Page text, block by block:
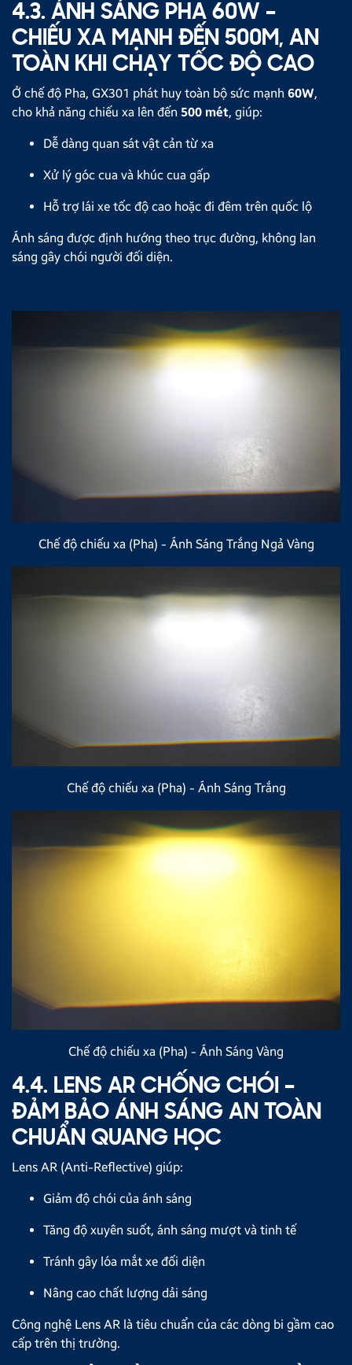
4.3. ÁNH SÁNG PHA 60W –
CHIẾU XA MẠNH ĐẾN 500M, AN
TOÀN KHI CHẠY TỐC ĐỘ CAO
Ở chế độ Pha, GX301 phát huy toàn bộ sức mạnh 60W,
cho khả năng chiếu xa lên đến 500 mét, giúp:
Dễ dàng quan sát vật cản từ xa
Xử lý góc cua và khúc cua gấp
Hỗ trợ lái xe tốc độ cao hoặc đi đêm trên quốc lộ
Ánh sáng được định hướng theo trục đường, không lan
sáng gây chói người đối diện.
Chế độ chiếu xa (Pha) - Ánh Sáng Trắng Ngả Vàng
Chế độ chiếu xa (Pha) - Ánh Sáng Trắng
Chế độ chiếu xa (Pha) - Ánh Sáng Vàng
4.4. LENS AR CHỐNG CHÓI –
ĐẢM BẢO ÁNH SÁNG AN TOÀN
CHUẨN QUANG HỌC
Lens AR (Anti-Reflective) giúp:
Giảm độ chói của ánh sáng
Tăng độ xuyên suốt, ánh sáng mượt và tinh tế
Tránh gây lóa mắt xe đối diện
Nâng cao chất lượng dải sáng
Công nghệ Lens AR là tiêu chuẩn của các dòng bi gầm cao
cấp trên thị trường.